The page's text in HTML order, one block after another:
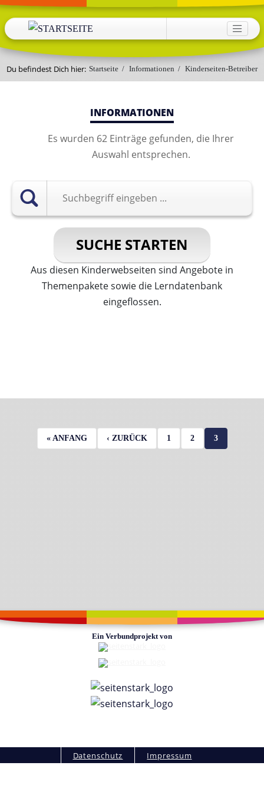
Direkt zum Inhalt
HAUPTNAVIGATION
Du befindest Dich hier: Startseite / Informationen / Kinderseiten-Betreiber
INFORMATIONEN
Es wurden 62 Einträge gefunden, die Ihrer
Auswahl entsprechen.
Aus diesen Kinderwebseiten sind Angebote in
Themenpakete sowie die Lerndatenbank
eingeflossen.
ERSTE SEITE
« ANFANG VORHERIGE SEITE
‹ ZURÜCK SEITE
1 SEITE
2 AKTUELLE
3
Ein Verbundprojekt von
Datenschutz Impressum